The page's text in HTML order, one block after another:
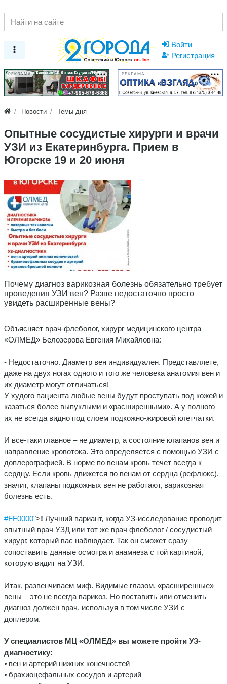
Войти
Регистрация
РЕКЛАМА РЕКЛАМА
Новости Темы дня
Опытные сосудистые хирурги и врачи
УЗИ из Екатеринбурга. Прием в
Югорске 19 и 20 июня
Почему диагноз варикозная болезнь обязательно требует
проведения УЗИ вен? Разве недостаточно просто
увидеть расширенные вены?
Объясняет врач-флеболог, хирург медицинского центра
«ОЛМЕД» Белозерова Евгения Михайловна:
- Недостаточно. Диаметр вен индивидуален. Представляете,
даже на двух ногах одного и того же человека анатомия вен и
их диаметр могут отличаться!
У худого пациента любые вены будут проступать под кожей и
казаться более выпуклыми и «расширенными». А у полного
их не всегда видно под слоем подкожно-жировой клетчатки.
И все-таки главное – не диаметр, а состояние клапанов вен и
направление кровотока. Это определяется с помощью УЗИ с
доплерографией. В норме по венам кровь течет всегда к
сердцу. Если кровь движется по венам от сердца (рефлюкс),
значит, клапаны подкожных вен не работают, варикозная
болезнь есть.
#FF0000">! Лучший вариант, когда УЗ-исследование проводит
опытный врач УЗД или тот же врач флеболог / сосудистый
хирург, который вас наблюдает. Так он сможет сразу
сопоставить данные осмотра и анамнеза с той картиной,
которую видит на УЗИ.
Итак, развенчиваем миф. Видимые глазом, «расширенные»
вены – это не всегда варикоз. Но поставить или отменить
диагноз должен врач, используя в том числе УЗИ с
доплером.
У специалистов МЦ «ОЛМЕД» вы можете пройти УЗ-
диагностику:
⦁ вен и артерий нижних конечностей
⦁ брахиоцефальных сосудов и артерий